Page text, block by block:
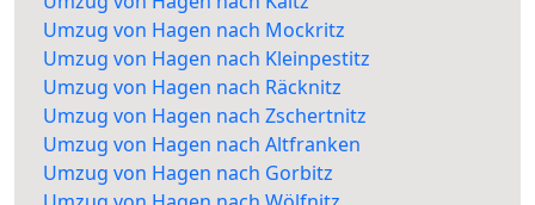
Umzug von Hagen nach Mockritz
Umzug von Hagen nach Kleinpestitz
Umzug von Hagen nach Räcknitz
Umzug von Hagen nach Zschertnitz
Umzug von Hagen nach Altfranken
Umzug von Hagen nach Gorbitz